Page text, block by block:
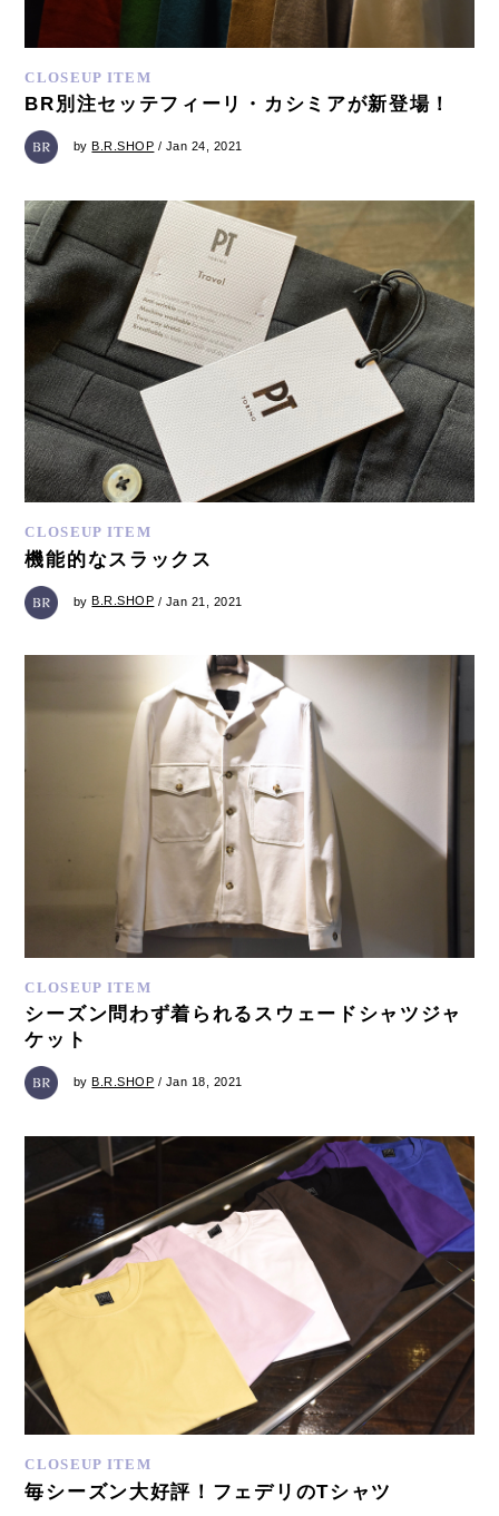
CLOSEUP ITEM
BR別注セッテフィーリ・カシミアが新登場！
byB.R.SHOP / Jan 24, 2021
CLOSEUP ITEM
機能的なスラックス
by B.R.SHOP / Jan 21, 2021
CLOSEUP ITEM
シーズン問わず着られるスウェードシャツジャ
ケット
byB.R.SHOP / Jan 18, 2021
CLOSEUP ITEM
毎シーズン大好評！フェデリのTシャツ